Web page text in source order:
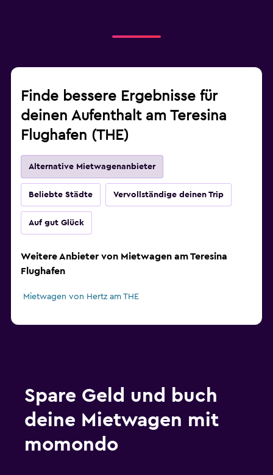
Finde bessere Ergebnisse für
deinen Aufenthalt am Teresina
Flughafen (THE)
Alternative Mietwagenanbieter
Beliebte Städte Vervollständige deinen Trip
Auf gut Glück
Weitere Anbieter von Mietwagen am Teresina
Flughafen
Mietwagen von Hertz am THE
Spare Geld und buch
deine Mietwagen mit
momondo